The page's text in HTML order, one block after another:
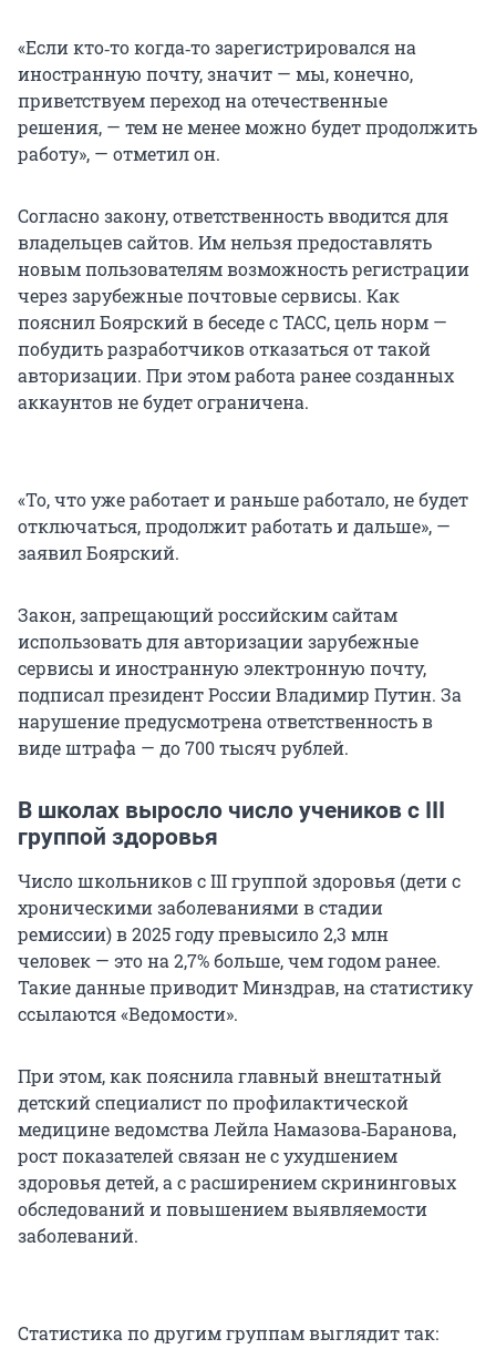
«Если кто‑то когда‑то зарегистрировался на
иностранную почту, значит — мы, конечно,
приветствуем переход на отечественные
решения, — тем не менее можно будет продолжить
работу», — отметил он.
Согласно закону, ответственность вводится для
владельцев сайтов. Им нельзя предоставлять
новым пользователям возможность регистрации
через зарубежные почтовые сервисы. Как
пояснил Боярский в беседе с ТАСС, цель норм —
побудить разработчиков отказаться от такой
авторизации. При этом работа ранее созданных
аккаунтов не будет ограничена.
«То, что уже работает и раньше работало, не будет
отключаться, продолжит работать и дальше», —
заявил Боярский.
Закон, запрещающий российским сайтам
использовать для авторизации зарубежные
сервисы и иностранную электронную почту,
подписал президент России Владимир Путин. За
нарушение предусмотрена ответственность в
виде штрафа — до 700 тысяч рублей.
В школах выросло число учеников с III
группой здоровья
Число школьников с III группой здоровья (дети с
хроническими заболеваниями в стадии
ремиссии) в 2025 году превысило 2,3 млн
человек — это на 2,7% больше, чем годом ранее.
Такие данные приводит Минздрав, на статистику
ссылаются «Ведомости».
При этом, как пояснила главный внештатный
детский специалист по профилактической
медицине ведомства Лейла Намазова‑Баранова,
рост показателей связан не с ухудшением
здоровья детей, а с расширением скрининговых
обследований и повышением выявляемости
заболеваний.
Статистика по другим группам выглядит так: